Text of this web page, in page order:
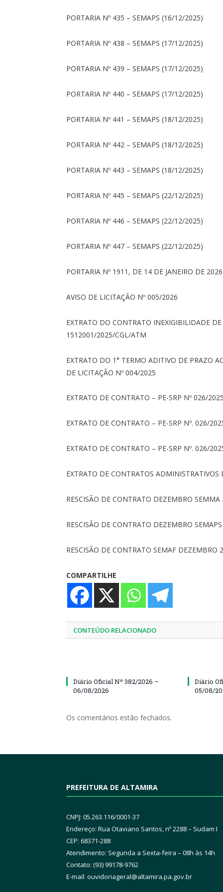
PORTARIA Nº 435 – SEMAPS (16/12/2025)
PORTARIA Nº 438 – SEMAPS (17/12/2025)
PORTARIA Nº 439 – SEMAPS (17/12/2025)
PORTARIA Nº 440 – SEMAPS (17/12/2025)
PORTARIA Nº 441 – SEMAPS (18/12/2025)
PORTARIA Nº 442 – SEMAPS (18/12/2025)
PORTARIA Nº 443 – SEMAPS (18/12/2025)
PORTARIA Nº 445 – SEMAPS (22/12/2025)
PORTARIA Nº 446 – SEMAPS (22/12/2025)
PORTARIA Nº 447 – SEMAPS (22/12/2025)
PORTARIA Nº 1911, DE 14 DE JANEIRO DE 2026
AVISO DE LICITAÇÃO Nº 005/2026
EXTRATO DO CONTRATO INEXIGIBILIDADE
1512001/2025/CGL/ATM
EXTRATO DO 1° TERMO ADITIVO DE PRAZO
DE LICITAÇÃO Nº 004/2025
EXTRATO DE CONTRATO – PE-SRP Nº 026/
EXTRATO DE CONTRATO – PE-SRP Nº. 026/
EXTRATO DE CONTRATO – PE-SRP Nº. 026/
EXTRATO DE CONTRATOS
RESCISÃO DE CONTRATO DEZEMBRO SEMMA
RESCISÃO DE CONTRATO DEZEMBRO
RESCISÃO DE CONTRATO SEMAF DEZEMBRO
COMPARTILHE
CONTEÚDO RELACIONADO
Diário Oficial Nº 382/2026 –
06/08/2026
Diário
05/08/
Os comentários estão fechados.
PREFEITURA DE ALTAMIRA
CNPJ: 05.263.116/0001-37
Endereço: Rua Otaviano Santos, nº 2288 – Sudam I
CEP: 68371-288
Atendimento: Segunda a Sexta-feira – 08h às 14h
Contato: (93) 99178-9762
E-mail: ouvidoriageral@altamira.pa.gov.br